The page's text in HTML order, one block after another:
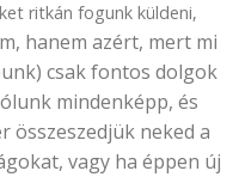
ritkán fogunk küldeni,
hanem azért, mert mi
csak fontos dolgok
mindenképp, és
összeszedjük neked a
vagy ha éppen új